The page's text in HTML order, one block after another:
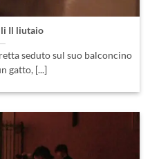
Il liutaio
seduto sul suo balconcino
gatto, [...]